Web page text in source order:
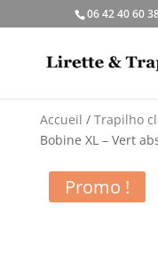
06 42 40 60
Accueil / Trapilho
Bobine XL – Vert
Promo !